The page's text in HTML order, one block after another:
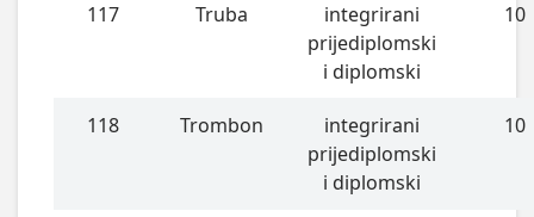
117 Truba
integrirani
prijediplomski
i diplomski
10
118 Trombon
integrirani
prijediplomski
i diplomski
10